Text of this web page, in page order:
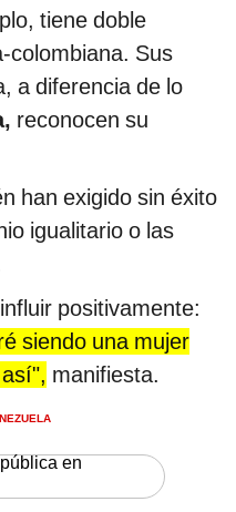
tiene doble
colombiana. Sus
a diferencia de lo
reconocen su
han exigido sin éxito
igualitario o las
positivamente:
siendo una mujer
manifiesta.
en